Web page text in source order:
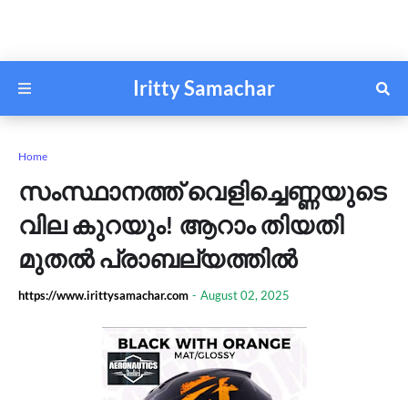
Iritty Samachar
Home
സംസ്ഥാനത്ത് വെളിച്ചെണ്ണയുടെ
വില കുറയും! ആറാം തിയതി
മുതൽ പ്രാബല്യത്തിൽ
https://www.irittysamachar.com - August 02, 2025